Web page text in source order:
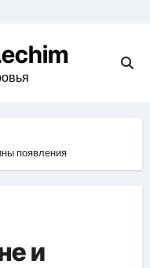
появления
и